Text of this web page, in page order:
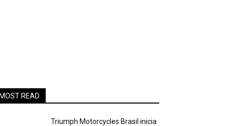
MOST READ
Triumph Motorcycles Brasil inicia